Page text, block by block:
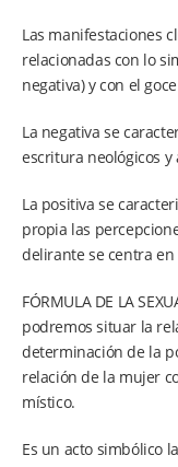
Las manifestaciones
relacionadas con lo
negativa) y con el
La negativa se
escritura neológicos y
La positiva se
propia las
delirante se centra
FÓRMULA DE LA
podremos situar la
determinación de la
relación de la mujer
místico.
Es un acto simbólico